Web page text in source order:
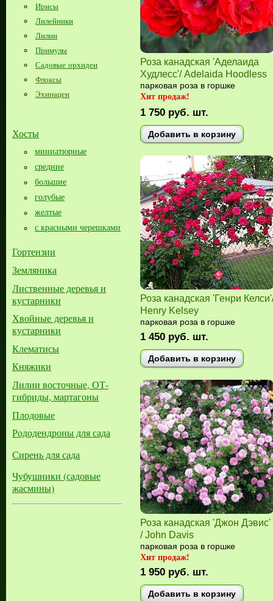
Ирисы
Лилейники
Лилии
Примулы
Садовые орхидеи
Флоксы
Эхинацеи
Хосты
миниатюрные
средние
большие​
голубые
желтые
с красными черешками
Гортензии
Земляника
Лиственные деревья и
кустарники
Хвойные деревья и
кустарники
Клематисы
Княжики
Лилии восточные, ОТ-
гибриды, мартагоны
Плодовые
Рододендроны для сада
Сирень для сада
Чубушники (садовые
жасмины)
Роза канадская 'Аделаида
Худлесс'/ Adelaida Hoodless
парковая роза в горшке
Хит продаж!
1 750 руб. шт.
Добавить в корзину
Роза канадская 'Генри
Henry Kelsey
парковая роза в горшке
1 450 руб. шт.
Добавить в корзину
Роза канадская 'Джон Дэвис'
/ John Davis
парковая роза в горшке
Хит продаж!
1 950 руб. шт.
Добавить в корзину